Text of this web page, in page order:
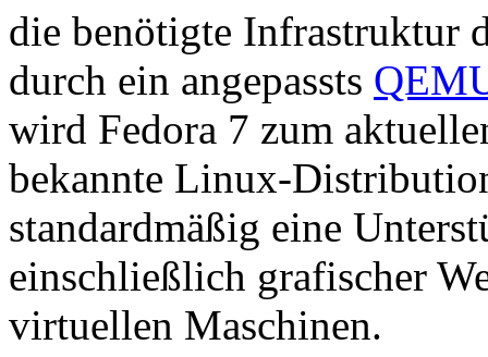
die benötigte Infrastruktur
durch ein angepassts
wird Fedora 7 zum
bekannte Linux-
standardmäßig eine
einschließlich grafischer
virtuellen Maschinen.